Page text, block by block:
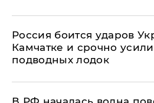
Россия боится ударов
Камчатке и срочно
подводных лодок